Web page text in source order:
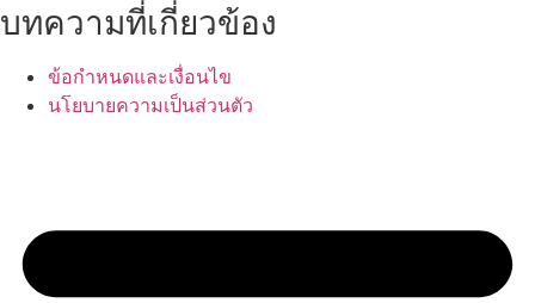
บทความที่เกี่ยวข้อง
ข้อกำหนดและเงื่อนไข
นโยบายความเป็นส่วนตัว